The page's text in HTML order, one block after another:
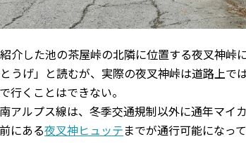
介した池の茶屋峠の北隣に位置する夜叉神峠
うげ」と読むが、実際の夜叉神峠は道路上で
行くことはできない。
アルプス線は、冬季交通規制以外に通年マイ
にある夜叉神ヒュッテまでが通行可能になっ